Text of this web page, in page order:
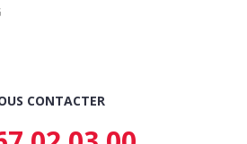
CONTACTER